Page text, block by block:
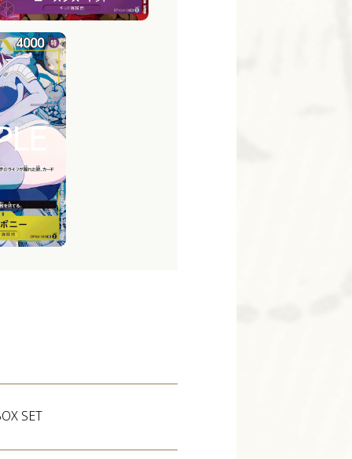
SET